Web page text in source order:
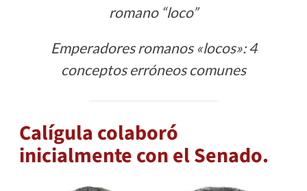
romano “loco”
Emperadores romanos «locos»: 4
conceptos erróneos comunes
Calígula colaboró ​​
inicialmente con el Senado.